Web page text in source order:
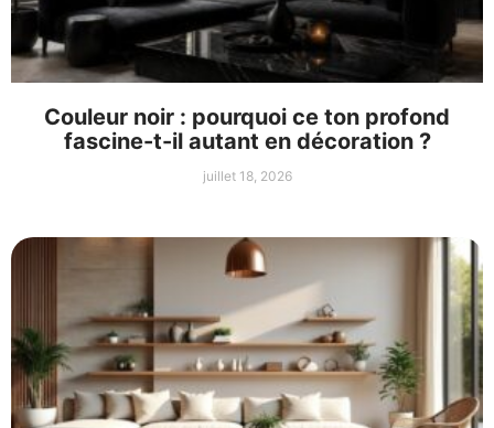
Couleur noir : pourquoi ce ton profond
fascine-t-il autant en décoration ?
juillet 18, 2026